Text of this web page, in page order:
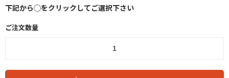
下記から◯をクリックしてご選択下さい
ご注文数量